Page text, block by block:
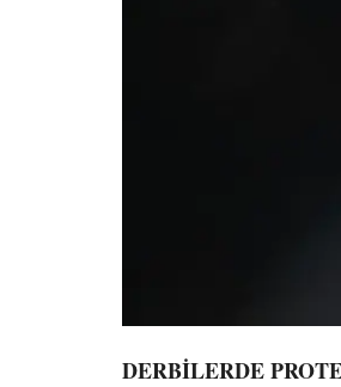
DERBİLERDE